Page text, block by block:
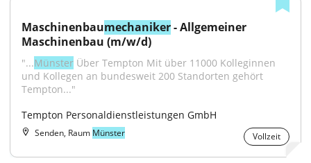
Maschinenbaumechaniker - Allgemeiner
Maschinenbau (m/w/d)
"...Münster Über Tempton Mit über 11000 Kolleginnen
und Kollegen an bundesweit 200 Standorten gehört
Tempton..."
Tempton Personaldienstleistungen GmbH
Senden, Raum Münster Vollzeit